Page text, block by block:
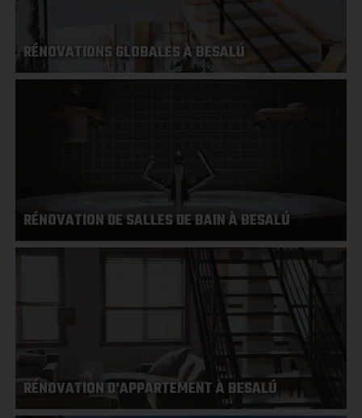
RÉNOVATIONS GLOBALES À BESALÚ
RÉNOVATION DE SALLES DE BAIN À BESALÚ
RÉNOVATION D'APPARTEMENT À BESALÚ